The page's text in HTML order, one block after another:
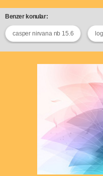
Benzer konular:
casper nirvana nb 15.6